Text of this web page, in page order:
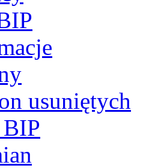
usuniętych